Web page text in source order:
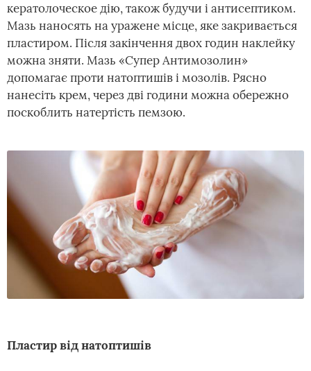
кератолоческое дію, також будучи і антисептиком.
Мазь наносять на уражене місце, яке закривається
пластиром. Після закінчення двох годин наклейку
можна зняти. Мазь «Супер Антимозолин»
допомагає проти натоптишів і мозолів. Рясно
нанесіть крем, через дві години можна обережно
поскоблить натертість пемзою.
Пластир від натоптишів